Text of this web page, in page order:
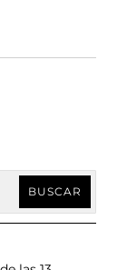
BUSCAR